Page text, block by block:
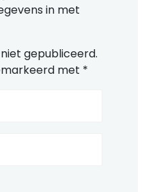
in met
gepubliceerd.
met *